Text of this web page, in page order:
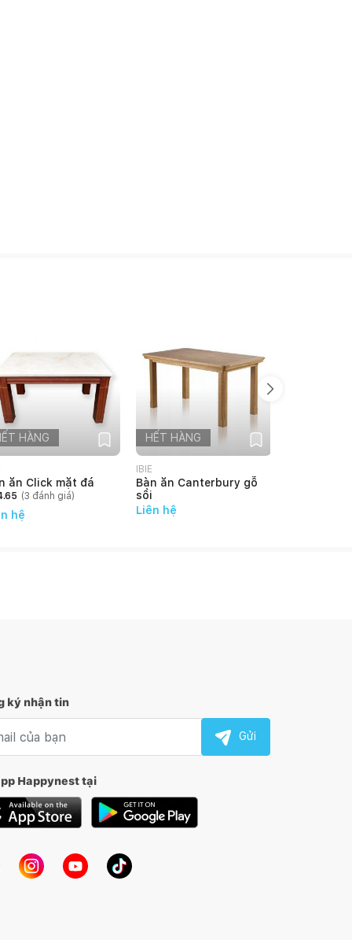
HÀNG
ăn Click mặt đá
(3 đánh giá)
hệ
HẾT HÀNG
IBIE
Bàn ăn Canterbury gỗ
sồi
Liên hệ
ký nhận tin
Gửi
Happynest tại